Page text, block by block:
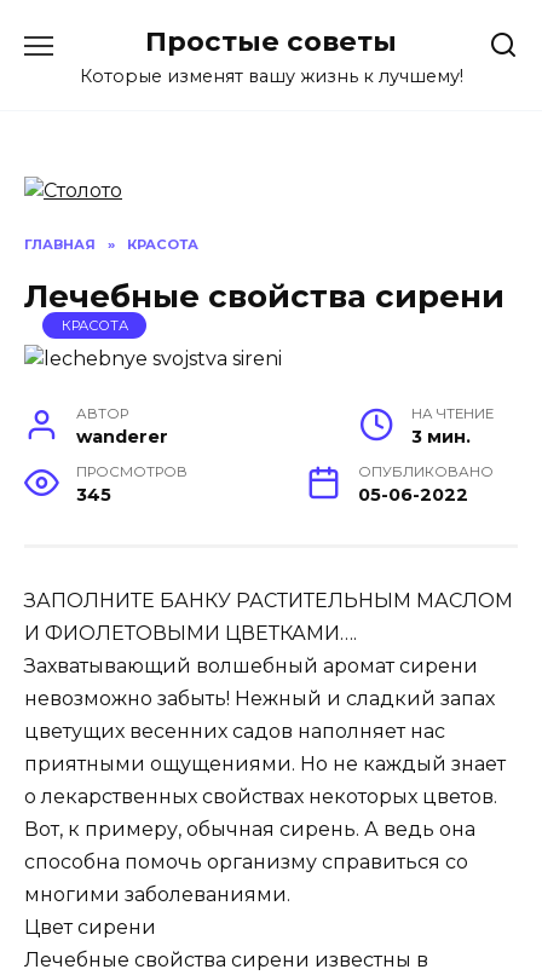
содержанию
Простые советы
Которые изменят вашу жизнь к лучшему!
ГЛАВНАЯ » КРАСОТА
Лечебные свойства сирени
КРАСОТА
АВТОР
wanderer
НА ЧТЕНИЕ
3 мин.
ПРОСМОТРОВ
345
ОПУБЛИКОВАНО
05-06-2022
ЗАПОЛНИТЕ БАНКУ РАСТИТЕЛЬНЫМ МАСЛОМ
И ФИОЛЕТОВЫМИ ЦВЕТКАМИ….
Захватывающий волшебный аромат сирени
невозможно забыть! Нежный и сладкий запах
цветущих весенних садов наполняет нас
приятными ощущениями. Но не каждый знает
о лекарственных свойствах некоторых цветов.
Вот, к примеру, обычная сирень. А ведь она
способна помочь организму справиться со
многими заболеваниями.
Цвет сирени
Лечебные свойства сирени известны в